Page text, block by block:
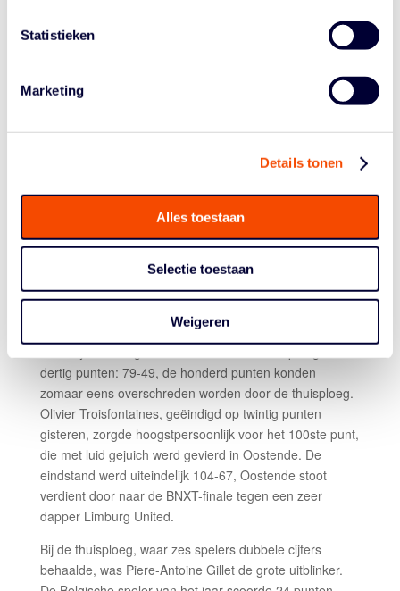
Statistieken
Marketing
Details tonen
Alles toestaan
Selectie toestaan
Weigeren
was gewaarschuwd en ondanks de mindere
bovenhand in de wedstrijd. Zonder echt te imponeren
stond na het eerste kwart een tienpuntenkloof op het
verdubbelt in het tweede kwart. Pierre-Antoine Gillet en
Keye van der Vuurst namen hun ploeg mee op
kopzorgen voor de rust: 57-37.
speelde een totaalbasketbal en overrompelde Limburg
op alle vlakken. Spelers zoals Alexander Stein en Jonas
Delalieux werden stevig uit de wedstrijd gehouden,
come-back. Met nog tien minuten te gaan in de
dertig punten: 79-49, de honderd punten konden
zomaar eens overschreden worden door de thuisploeg.
Olivier Troisfontaines, geëindigd op twintig punten
gisteren, zorgde hoogstpersoonlijk voor het 100ste punt,
die met luid gejuich werd gevierd in Oostende. De
eindstand werd uiteindelijk 104-67, Oostende stoot
verdient door naar de BNXT-finale tegen een zeer
dapper Limburg United.
Bij de thuisploeg, waar zes spelers dubbele cijfers
behaalde, was Piere-Antoine Gillet de grote uitblinker.